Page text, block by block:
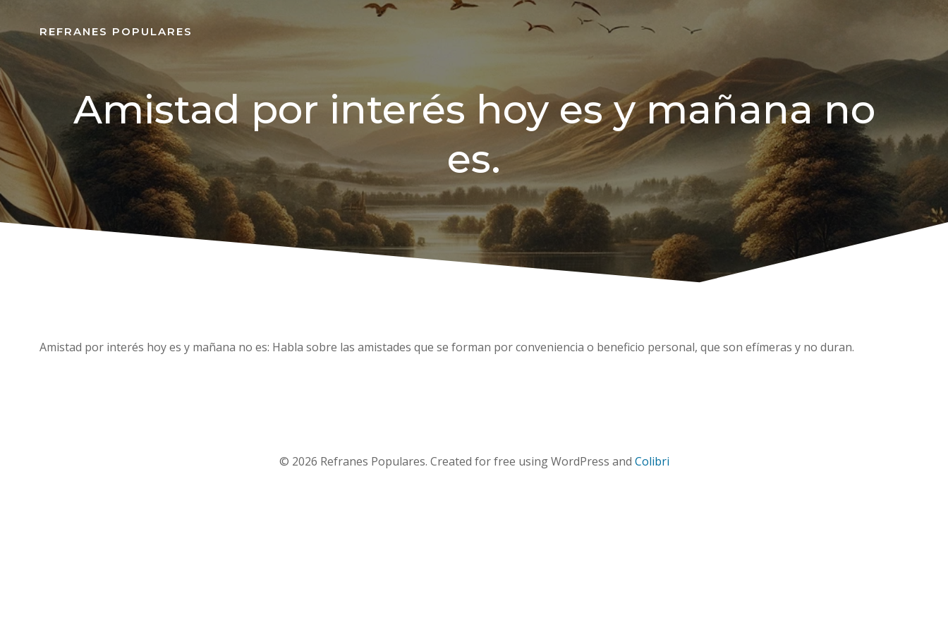
REFRANES POPULARES
Amistad por interés hoy es y mañana no
es.
Amistad por interés hoy es y mañana no es: Habla sobre las amistades que se forman por conveniencia o beneficio personal, que son efímeras y no duran.
© 2026 Refranes Populares. Created for free using WordPress and Colibri